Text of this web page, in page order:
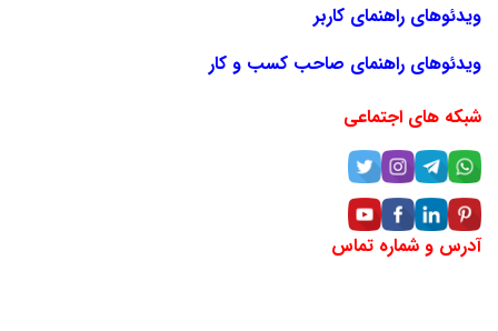
ویدئوهای راهنمای کاربر
ویدئوهای راهنمای صاحب کسب و کار
شبکه های اجتماعی
آدرس و شماره تماس